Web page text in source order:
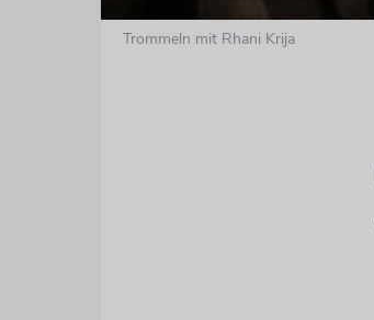
Trommeln mit Rhani Krija